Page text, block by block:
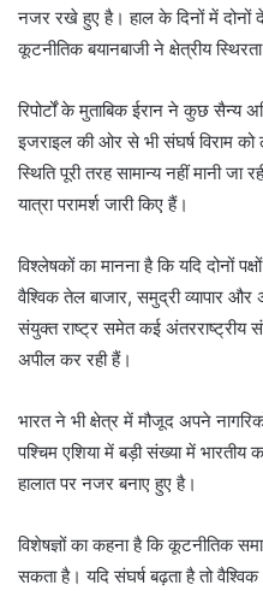
नजर रखे हुए है। हाल के दिनों में दोनों
कूटनीतिक बयानबाजी ने क्षेत्रीय
रिपोर्टों के मुताबिक ईरान ने कुछ सैन्य
इजराइल की ओर से भी संघर्ष विराम
स्थिति पूरी तरह सामान्य नहीं मानी
यात्रा परामर्श जारी किए हैं।
विश्लेषकों का मानना है कि यदि दोनों
वैश्विक तेल बाजार, समुद्री व्यापार और
संयुक्त राष्ट्र समेत कई अंतरराष्ट्रीय
अपील कर रही हैं।
भारत ने भी क्षेत्र में मौजूद अपने
पश्चिम एशिया में बड़ी संख्या में
हालात पर नजर बनाए हुए है।
विशेषज्ञों का कहना है कि कूटनीतिक
सकता है। यदि संघर्ष बढ़ता है तो